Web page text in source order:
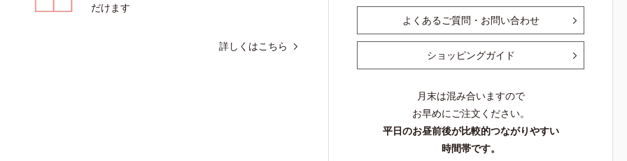
だけます
詳しくはこちら
よくあるご質問・お問い合わせ
ショッピングガイド
月末は混み合いますので
お早めにご注文ください。
平日のお昼前後が比較的つながりやすい
時間帯です。